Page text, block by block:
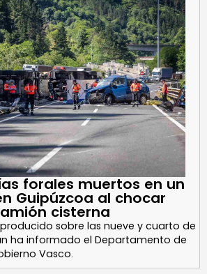
forales muertos en un
Guipúzcoa al chocar
cisterna
producido sobre las nueve y cuarto de
ha informado el Departamento de
Vasco.